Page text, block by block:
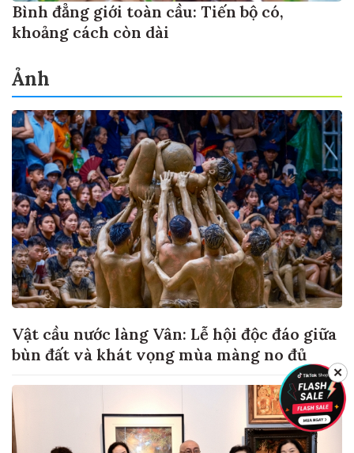
Bình đẳng giới toàn cầu: Tiến bộ có,
khoảng cách còn dài
Ảnh
Vật cầu nước làng Vân: Lễ hội độc đáo giữa
bùn đất và khát vọng mùa màng no đủ
✕